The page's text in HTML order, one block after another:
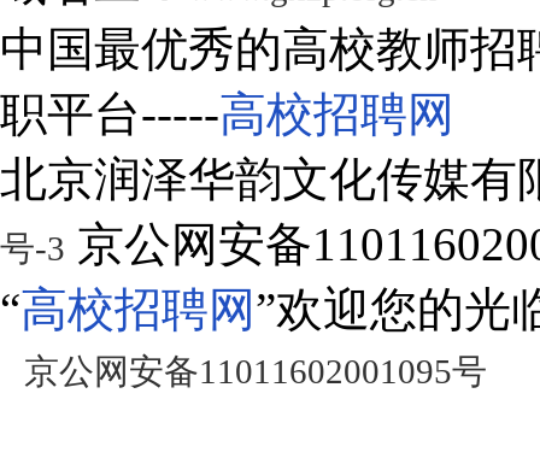
中国最优秀的高校教师
职平台-----高校招聘网
北京润泽华韵文化传媒
号-3 京公网安备
“高校招聘网”欢迎您的光
京公网安备11011602001095号